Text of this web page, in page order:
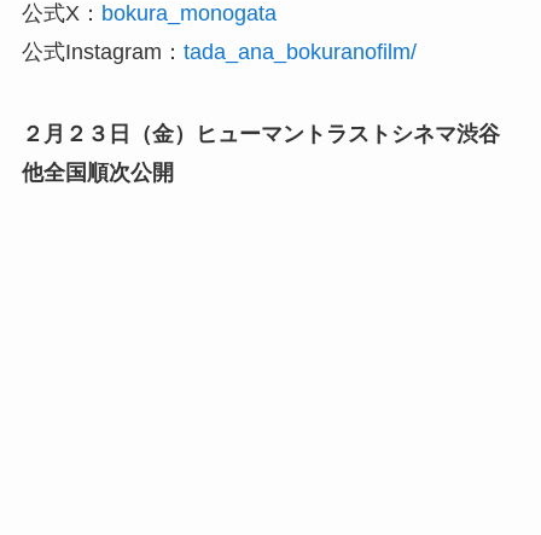
公式X： bokura_monogata
公式Instagram： tada_ana_bokuranofilm/
２月２３日（金）ヒューマントラストシネマ渋谷
他全国順次公開